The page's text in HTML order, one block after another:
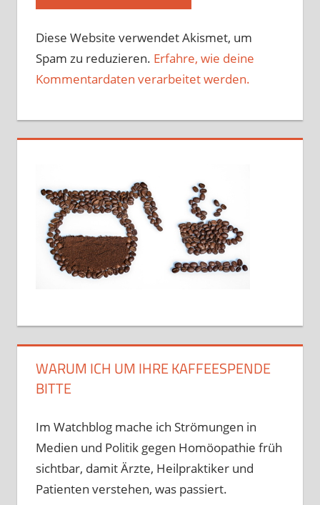
Diese Website verwendet Akismet, um
Spam zu reduzieren. Erfahre, wie deine
Kommentardaten verarbeitet werden.
WARUM ICH UM IHRE KAFFEESPENDE
BITTE
Im Watchblog mache ich Strömungen in
Medien und Politik gegen Homöopathie früh
sichtbar, damit Ärzte, Heilpraktiker und
Patienten verstehen, was passiert.